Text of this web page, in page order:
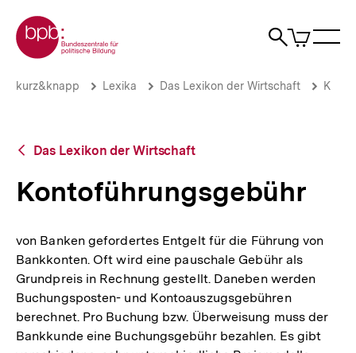
zum
Seiteninhalt
springen
Zur Startseite der bpb
Suche
Artikel
im
Kontoführungsgebühr
Brotkrümelnavigation
Pfadnavigation
kurz&knapp Lexika Das Lexikon der Wirtschaft K
Zurück
Übersicht
Das Lexikon der Wirtschaft
Kontoführungsgebühr
von Banken gefordertes Entgelt für die Führung von
Bankkonten. Oft wird eine pauschale Gebühr als
Grundpreis in Rechnung gestellt. Daneben werden
Buchungsposten- und Kontoauszugsgebühren
berechnet. Pro Buchung bzw. Überweisung muss der
Bankkunde eine Buchungsgebühr bezahlen. Es gibt